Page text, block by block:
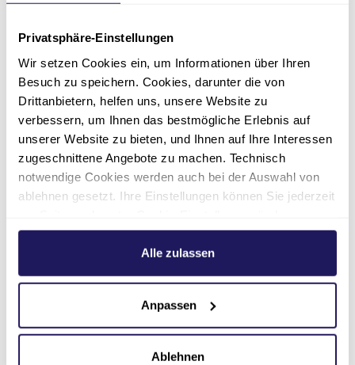
Privatsphäre-Einstellungen
Wir setzen Cookies ein, um Informationen über Ihren
Besuch zu speichern. Cookies, darunter die von
Drittanbietern, helfen uns, unsere Website zu
verbessern, um Ihnen das bestmögliche Erlebnis auf
unserer Website zu bieten, und Ihnen auf Ihre Interessen
zugeschnittene Angebote zu machen. Technisch
notwendige Cookies werden auch bei der Auswahl von
ablehnen gesetzt. Ihre Einstellungen können Sie jederzeit
Weitere Informationen hierzu finden Sie in unserer
.
Alle zulassen
Anpassen
Ablehnen
Barbara Brunke
Reha Akademie Berlin
Staatlich anerkannte Lehrkraft im